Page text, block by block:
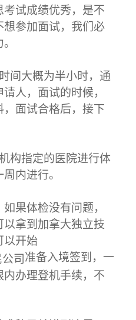
试成绩优秀，是不
参加面试，我们必
大概为半小时，通
人，面试的时候，
面试合格后，接下
指定的医院进行体
内进行。
体检没有问题，
拿到加拿大独立技
以开始
准备入境签到，一
办理登机手续，不